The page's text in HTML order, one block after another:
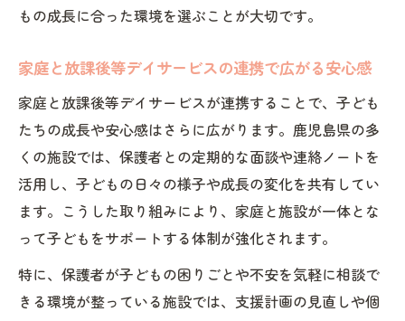
もの成長に合った環境を選ぶことが大切です。
家庭と放課後等デイサービスの連携で広がる安心感
家庭と放課後等デイサービスが連携することで、子ども
たちの成長や安心感はさらに広がります。鹿児島県の多
くの施設では、保護者との定期的な面談や連絡ノートを
活用し、子どもの日々の様子や成長の変化を共有してい
ます。こうした取り組みにより、家庭と施設が一体とな
って子どもをサポートする体制が強化されます。
特に、保護者が子どもの困りごとや不安を気軽に相談で
きる環境が整っている施設では、支援計画の見直しや個